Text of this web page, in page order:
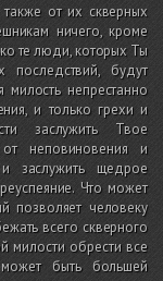
от их скверных
ничего, кроме
те люди, которых Ты
будут
непрестанно
и только грехи и
заслужить Твое
неповиновения и
заслужить щедрое
Что может
позволяет человеку
всего скверного
милости обрести все
быть большей